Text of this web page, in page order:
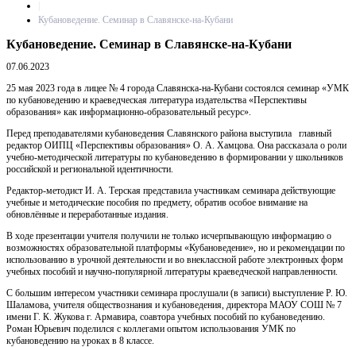
Кубановедение. Семинар в Славянске-на-Кубани
Кубановедение. Семинар в Славянске-на-Кубани
07.06.2023
25 мая 2023 года в лицее № 4 города Славянска-на-Кубани состоялся семинар «УМК
по кубановедению и краеведческая литература издательства «Перспективы
образования» как информационно-образовательный ресурс».
Перед преподавателями кубановедения Славянского района выступила главный
редактор ОИПЦ «Перспективы образования» О. А. Хамцова. Она рассказала о роли
учебно-методической литературы по кубановедению в формировании у школьников
российской и региональной идентичности.
Редактор-методист И. А. Терская представила участникам семинара действующие
учебные и методические пособия по предмету, обратив особое внимание на
обновлённые и переработанные издания.
В ходе презентации учителя получили не только исчерпывающую информацию о
возможностях образовательной платформы «Кубановедение», но и рекомендации по
использованию в урочной деятельности и во внеклассной работе электронных форм
учебных пособий и научно-популярной литературы краеведческой направленности.
С большим интересом участники семинара прослушали (в записи) выступление Р. Ю.
Шаламова, учителя обществознания и кубановедения, директора МАОУ СОШ № 7
имени Г. К. Жукова г. Армавира, соавтора учебных пособий по кубановедению.
Роман Юрьевич поделился с коллегами опытом использования УМК по
кубановедению на уроках в 8 классе.